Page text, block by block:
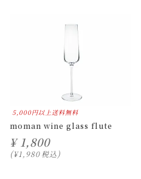
5,000円以上送料無料
moman wine glass flute
¥ 1,800
¥1,980税込